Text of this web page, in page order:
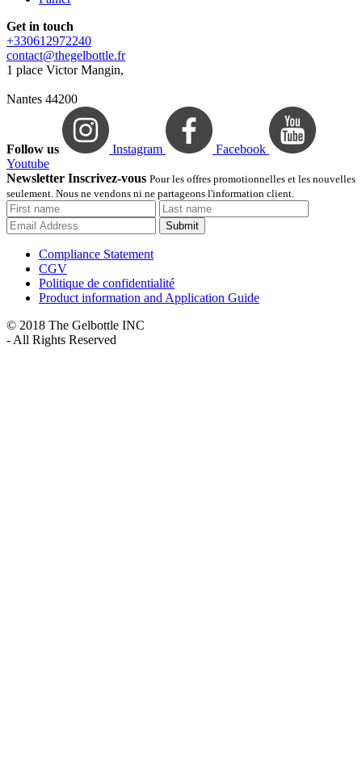
Get in touch
+330612972240
contact@thegelbottle.fr
1 place Victor Mangin,
Nantes 44200
Follow us Instagram
Facebook
Youtube
Newsletter Inscrivez-vous Pour les offres promotionnelles et les nouvelles
seulement. Nous ne vendons ni ne partageons l'information client.
Submit
Compliance Statement
CGV
Politique de confidentialité
Product information and Application Guide
© 2018 The Gelbottle INC
- All Rights Reserved